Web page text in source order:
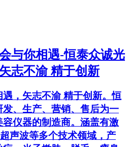
与你相遇-恒泰众诚光
志不渝 精于创新
，矢志不渝 精于创新。恒
、生产、营销、售后为一
仪器的制造商。涵盖有激
声波等多个技术领域，产